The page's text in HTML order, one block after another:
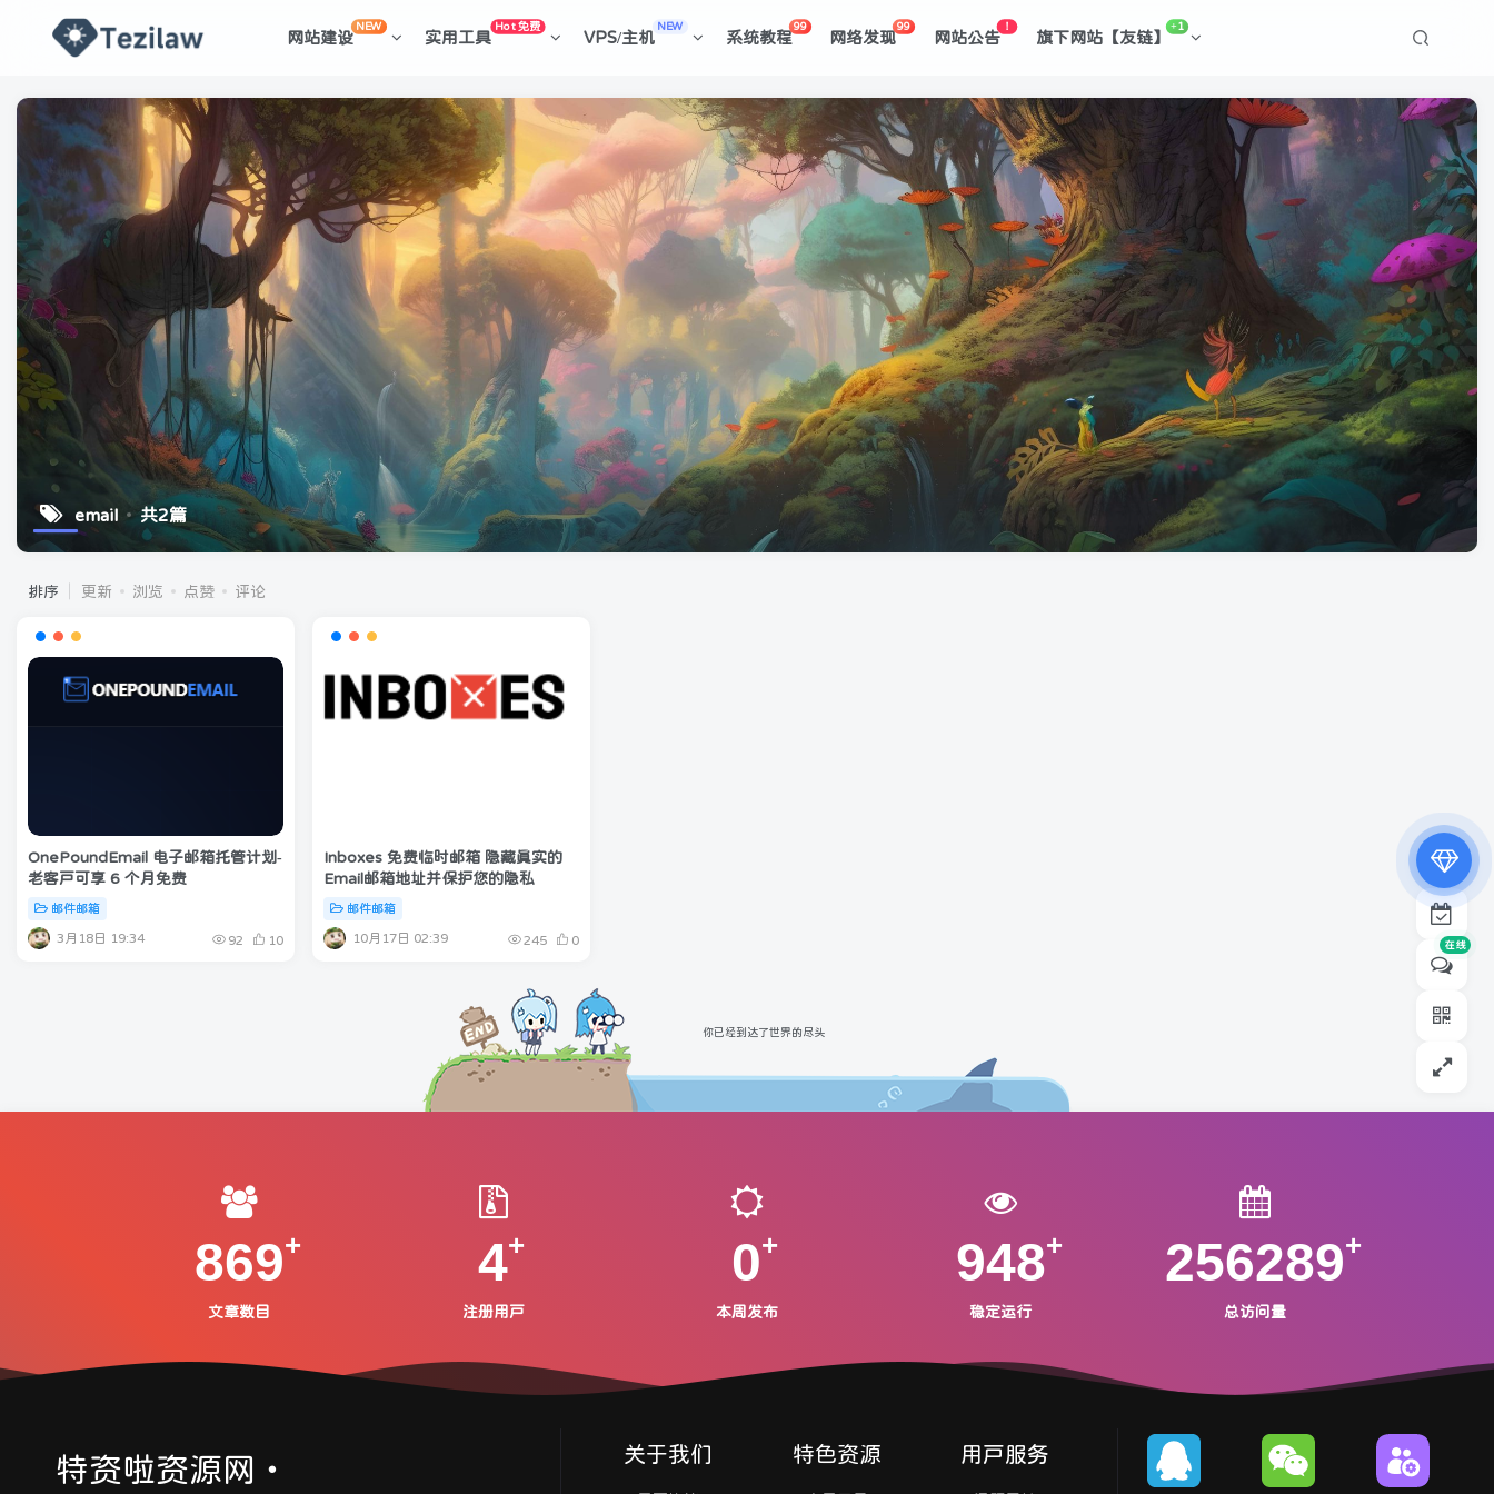
网站建设
NEW
实用工具
Hot 免费
VPS/主机
NEW
系统教程
99
网络发现
99
网站公告
！
旗下网站【友链】
+1
email 共2篇
排序 更新 浏览 点赞 评论
OnePoundEmail 电子邮箱托管计划-
老客户可享 6 个月免费
邮件邮箱
3月18日 19:34 92 10
Inboxes 免费临时邮箱 隐藏真实的
Email邮箱地址并保护您的隐私
邮件邮箱
10月17日 02:39 245 0
你已经到达了世界的尽头
869
文章数目
4
注册用户
0
本周发布
948
稳定运行
256289
总访问量
特资啦资源网・
关于我们 特色资源 用户服务
在线